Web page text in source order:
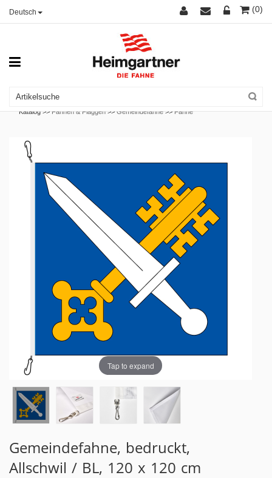
Deutsch (0)
Katalog >>Fahnen & Flaggen >>Gemeindefahne >>Fahne
Tap to expand
Gemeindefahne, bedruckt,
Allschwil / BL, 120 x 120 cm